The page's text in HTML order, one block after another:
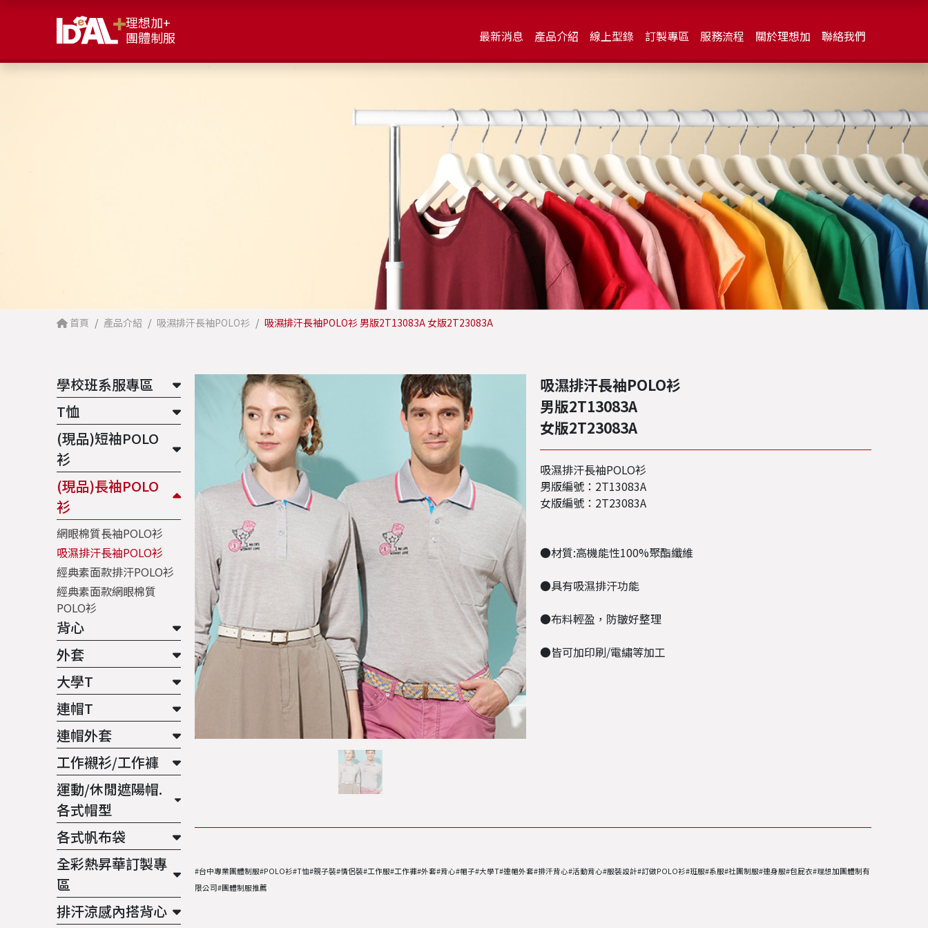
理想加+
團體制服
最新消息 產品介紹 線上型錄 訂製專區 服務流程 關於理想加 聯絡我們
首頁 產品介紹 吸濕排汗長袖POLO衫 吸濕排汗長袖POLO衫 男版2T13083A 女版2T23083A
學校班系服專區
T恤
(現品)短袖POLO
衫
(現品)長袖POLO
衫
網眼棉質長袖POLO衫
吸濕排汗長袖POLO衫
經典素面款排汗POLO衫
經典素面款網眼棉質
POLO衫
背心
外套
大學T
連帽T
連帽外套
工作襯衫/工作褲
運動/休閒遮陽帽.
各式帽型
各式帆布袋
全彩熱昇華訂製專
區
排汗涼感內搭背心
吸濕排汗長袖POLO衫
男版2T13083A
女版2T23083A
吸濕排汗長袖POLO衫
男版編號：2T13083A
女版編號：2T23083A
●材質:高機能性100%聚酯纖維
●具有吸濕排汗功能
●布料輕盈，防皺好整理
●皆可加印刷/電繡等加工
#台中專業團體制服#POLO衫#T恤#親子裝#情侶裝#工作服#工作褲#外套#背心#帽子#大學T#連帽外套#排汗背心#活動背心#服裝設計#訂做POLO衫#班服#系服#社團制服#連身服#包屁衣#理想加團體制有
限公司#團體制服推薦